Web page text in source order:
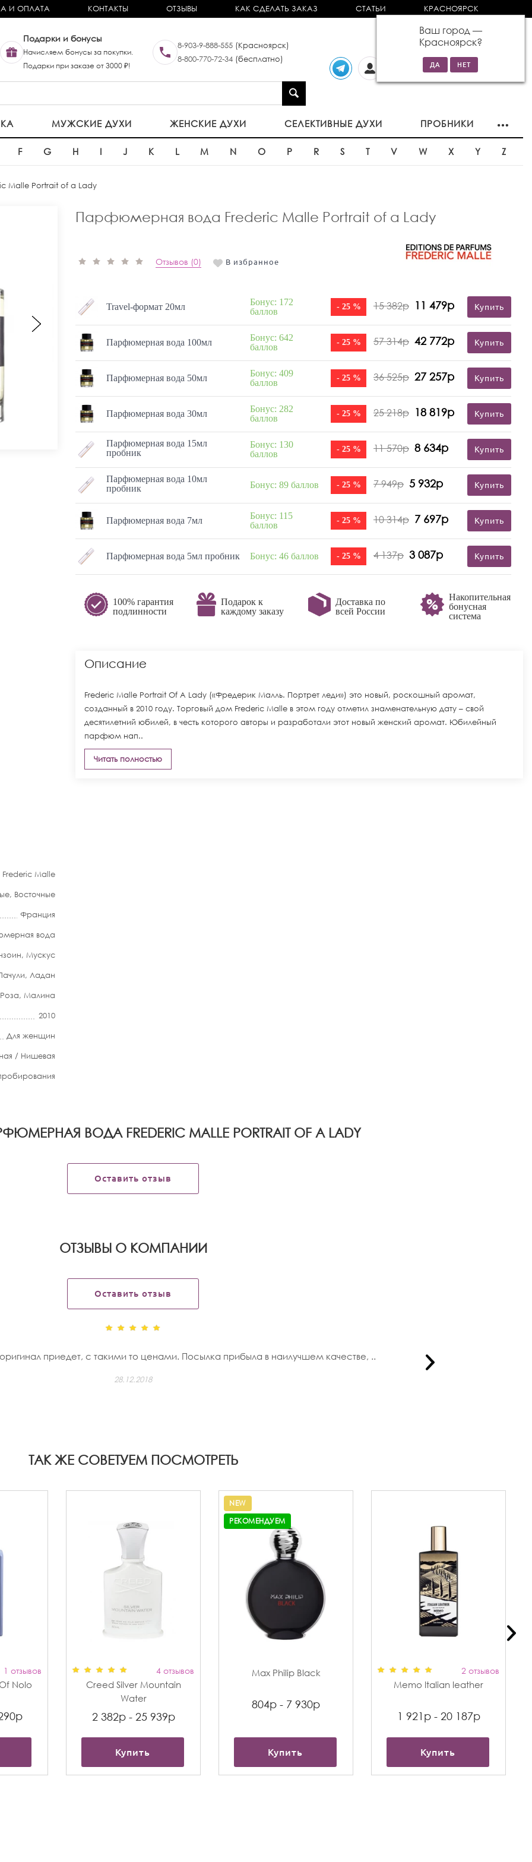
И ОПЛАТА КОНТАКТЫ ОТЗЫВЫ КАК СДЕЛАТЬ ЗАКАЗ СТАТЬИ КРАСНОЯРСК
Ваш город —
Красноярск?
Подарки и бонусы
Начисляем бонусы за покупки.
Подарки при заказе от 3000 ₽!
8-903-9-888-555 (Красноярск)
8-800-770-72-34 (бесплатно)
0 товаров
на сумму 0р
МУЖСКИЕ ДУХИ ЖЕНСКИЕ ДУХИ СЕЛЕКТИВНЫЕ ДУХИ ПРОБНИКИ
F G H I J K L M N O P R S T V W X Y Z
Malle Portrait of a Lady
Frederic Malle
, Восточные
Франция
вода
, Мускус
, Ладан
Роза, Малина
2010
Для женщин
/ Нишевая
Парфюмерная вода Frederic Malle Portrait of a Lady
Отзывов (0) В избранное
Travel-формат 20мл
Бонус: 172
баллов
- 25 % 15 382р 11 479р Купить
Парфюмерная вода 100мл
Бонус: 642
баллов
- 25 % 57 314р 42 772р Купить
Парфюмерная вода 50мл
Бонус: 409
баллов
- 25 % 36 525р 27 257р Купить
Парфюмерная вода 30мл
Бонус: 282
баллов
- 25 % 25 218р 18 819р Купить
Парфюмерная вода 15мл
пробник
Бонус: 130
баллов
- 25 % 11 570р 8 634р Купить
Парфюмерная вода 10мл
пробник
Бонус: 89 баллов - 25 % 7 949р 5 932р Купить
Парфюмерная вода 7мл
Бонус: 115
баллов
- 25 % 10 314р 7 697р Купить
Парфюмерная вода 5мл пробник Бонус: 46 баллов - 25 % 4 137р 3 087р Купить
100% гарантия
подлинности
Подарок к
каждому заказу
Доставка по
всей России
Накопительная
бонусная
система
Описание
Frederic Malle Portrait Of A Lady («Фредерик Малль. Портрет леди») это новый, роскошный аромат,
созданный в 2010 году. Торговый дом Frederic Malle в этом году отметил знаменательную дату – свой
десятилетний юбилей, в честь которого авторы и разработали этот новый женский аромат. Юбилейный
парфюм нап..
Читать полностью
ВОДА FREDERIC MALLE PORTRAIT OF A LADY
Оставить отзыв
OТЗЫВЫ О КОМПАНИИ
Оставить отзыв
приедет, с такими то ценами. Посылка прибыла в наилучшем качестве, ..
28.12.2018
ТАК ЖЕ СОВЕТУЕМ ПОСМОТРЕТЬ
1 отзывов
Nolo
4 отзывов
Creed Silver Mountain
Water
2 382р - 25 939р
Купить
NEW
РЕКОМЕНДУЕМ
Max Philip Black
804р - 7 930р
Купить
2 отзывов
Memo Italian leather
1 921р - 20 187р
Купить